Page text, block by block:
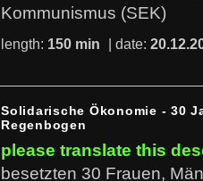
Kommunismus (SEK)
length: 150 min | date:
Solidarische Ökonomie - 30
Regenbogen
please translate this
besetzten 30 Frauen,